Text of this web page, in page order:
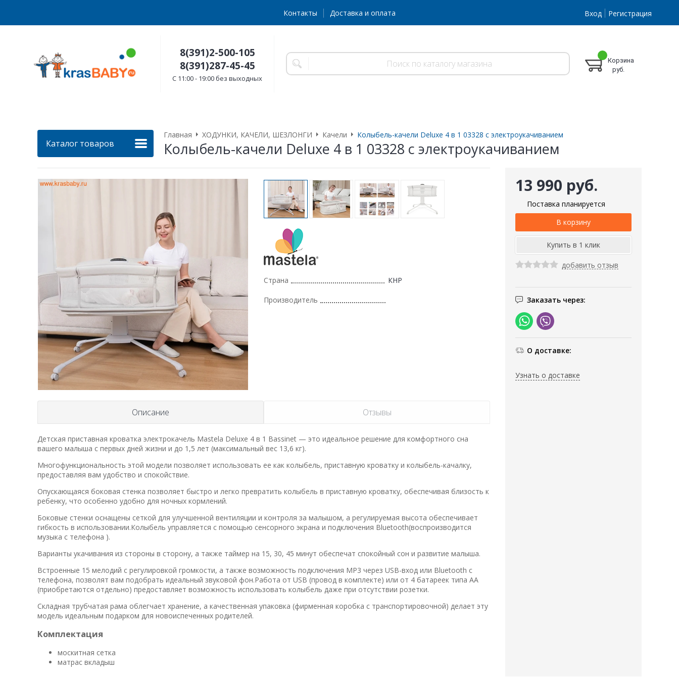
Контакты Доставка и оплата Вход Регистрация
8(391)2-500-105
8(391)287-45-45
C 11:00 - 19:00 без выходных
Корзина
руб.
Каталог товаров
Главная ХОДУНКИ, КАЧЕЛИ, ШЕЗЛОНГИ Качели Колыбель-качели Deluxe 4 в 1 03328 c электроукачиванием
Колыбель-качели Deluxe 4 в 1 03328 c электроукачиванием
13 990 руб.
Поставка планируется
добавить отзыв
Заказать через:
О доставке:
Узнать о доставке
Страна КНР
Производитель
Описание Отзывы
Детская приставная кроватка электрокачель Mastela Deluxe 4 в 1 Bassinet — это идеальное решение для комфортного сна
вашего малыша с первых дней жизни и до 1,5 лет (максимальный вес 13,6 кг).
Многофункциональность этой модели позволяет использовать ее как колыбель, приставную кроватку и колыбель-качалку,
предоставляя вам удобство и спокойствие.
Опускающаяся боковая стенка позволяет быстро и легко превратить колыбель в приставную кроватку, обеспечивая близость к
ребенку, что особенно удобно для ночных кормлений.
Боковые стенки оснащены сеткой для улучшенной вентиляции и контроля за малышом, а регулируемая высота обеспечивает
гибкость в использовании.Колыбель управляется с помощью сенсорного экрана и подключения Bluetooth(воспроизводится
музыка с телефона ).
Варианты укачивания из стороны в сторону, а также таймер на 15, 30, 45 минут обеспечат спокойный сон и развитие малыша.
Встроенные 15 мелодий с регулировкой громкости, а также возможность подключения MP3 через USB-вход или Bluetooth с
телефона, позволят вам подобрать идеальный звуковой фон.Работа от USB (провод в комплекте) или от 4 батареек типа АА
(приобретаются отдельно) предоставляет возможность использовать колыбель даже при отсутствии розетки.
Складная трубчатая рама облегчает хранение, а качественная упаковка (фирменная коробка с транспортировочной) делает эту
модель идеальным подарком для новоиспеченных родителей.
Комплектация
москитная сетка
матрас вкладыш